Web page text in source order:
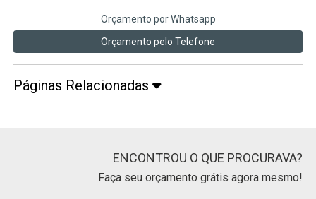
Orçamento por Whatsapp
Orçamento pelo Telefone
Páginas Relacionadas
ENCONTROU O QUE PROCURAVA?
Faça seu orçamento grátis agora mesmo!